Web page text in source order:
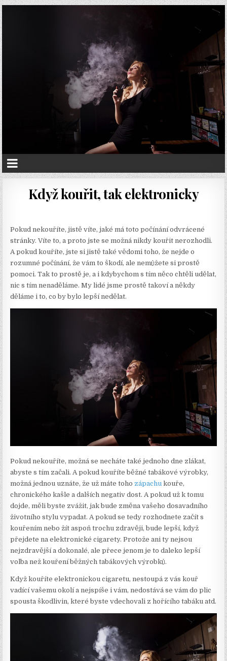
Když kouřit, tak elektronicky
Pokud nekouříte, jistě víte, jaké má toto počínání odvrácené
stránky. Víte to, a proto jste se možná nikdy kouřit nerozhodli.
A pokud kouříte, jste si jistě také vědomi toho, že nejde o
rozumné počínání, že vám to škodí, ale nemůžete si prostě
pomoci. Tak to prostě je, a i kdybychom s tím něco chtěli udělat,
nic s tím nenaděláme. My lidé jsme prostě takoví a někdy
děláme i to, co by bylo lepší nedělat.
Pokud nekouříte, možná se necháte také jednoho dne zlákat,
abyste s tím začali. A pokud kouříte běžné tabákové výrobky,
možná jednou uznáte, že už máte toho zápachu kouře,
chronického kašle a dalších negativ dost. A pokud už k tomu
dojde, měli byste zvážit, jak bude změna vašeho dosavadního
životního stylu vypadat. A pokud se tedy rozhodnete začít s
kouřením nebo žít aspoň trochu zdravěji, bude lepší, když
přejdete na elektronické cigarety. Protože ani ty nejsou
nejzdravější a dokonalé, ale přece jenom je to daleko lepší
volba než kouření běžných tabákových výrobků.
Když kouříte elektronickou cigaretu, nestoupá z vás kouř
vadící vašemu okolí a nejspíše i vám, nedostává se vám do plic
spousta škodlivin, které byste vdechovali z hořícího tabáku atd.